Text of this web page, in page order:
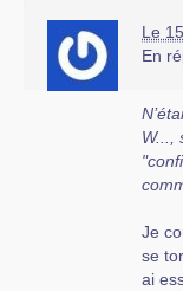
Le
En
W...,
Je
se
ai